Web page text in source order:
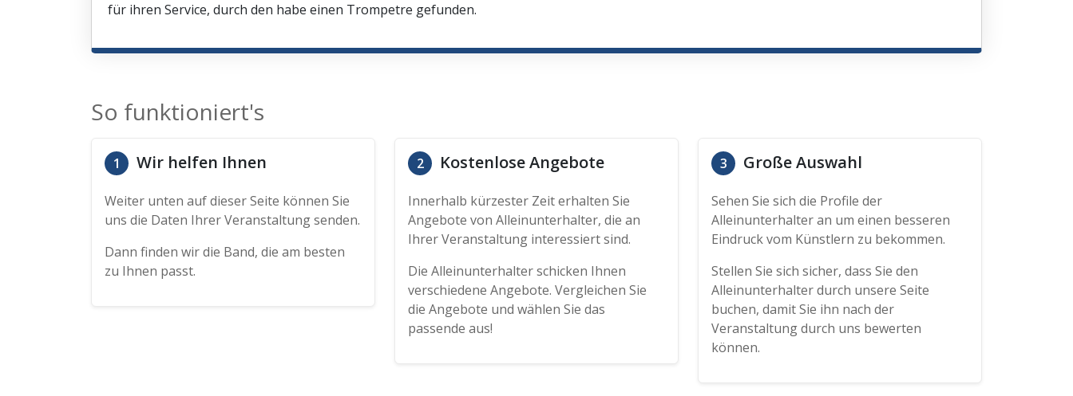
für ihren Service, durch den habe einen Trompetre gefunden.
So funktioniert's
1 Wir helfen Ihnen
Weiter unten auf dieser Seite können Sie
uns die Daten Ihrer Veranstaltung senden.
Dann finden wir die Band, die am besten
zu Ihnen passt.
2 Kostenlose Angebote
Innerhalb kürzester Zeit erhalten Sie
Angebote von Alleinunterhalter, die an
Ihrer Veranstaltung interessiert sind.
Die Alleinunterhalter schicken Ihnen
verschiedene Angebote. Vergleichen Sie
die Angebote und wählen Sie das
passende aus!
3 Große Auswahl
Sehen Sie sich die Profile der
Alleinunterhalter an um einen besseren
Eindruck vom Künstlern zu bekommen.
Stellen Sie sich sicher, dass Sie den
Alleinunterhalter durch unsere Seite
buchen, damit Sie ihn nach der
Veranstaltung durch uns bewerten
können.